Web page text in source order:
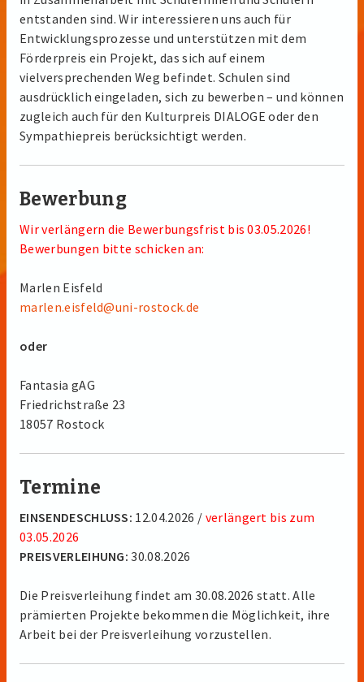
entstanden sind. Wir interessieren uns auch für
Entwicklungsprozesse und unterstützen mit dem
Förderpreis ein Projekt, das sich auf einem
vielversprechenden Weg befindet. Schulen sind
ausdrücklich eingeladen, sich zu bewerben – und können
zugleich auch für den Kulturpreis DIALOGE oder den
Sympathiepreis berücksichtigt werden.
Bewerbung
Wir verlängern die Bewerbungsfrist bis 03.05.2026!
Bewerbungen bitte schicken an:
Marlen Eisfeld
marlen.eisfeld@uni-rostock.de
oder
Fantasia gAG
Friedrichstraße 23
18057 Rostock
Termine
EINSENDESCHLUSS: 12.04.2026 / verlängert bis zum
03.05.2026
PREISVERLEIHUNG: 30.08.2026
Die Preisverleihung findet am 30.08.2026 statt. Alle
prämierten Projekte bekommen die Möglichkeit, ihre
Arbeit bei der Preisverleihung vorzustellen.